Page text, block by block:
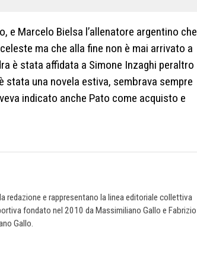
e Marcelo Bielsa l’allenatore argentino che
ma che alla fine non è mai arrivato a
è stata affidata a Simone Inzaghi peraltro
una novela estiva, sembrava sempre
indicato anche Pato come acquisto e
redazione e rappresentano la linea editoriale collettiva
fondato nel 2010 da Massimiliano Gallo e Fabrizio
Gallo.